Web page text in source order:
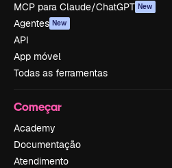
MCP para Claude/ChatGPT New
Agentes New
API
App móvel
Todas as ferramentas
Começar
Academy
Documentação
Atendimento